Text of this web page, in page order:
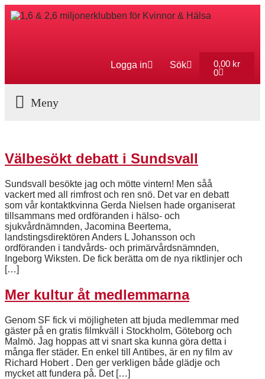
Logga in Sök 0,00 kr
0
Välbesökt debatt i Sundsvall
Sundsvall besökte jag och mötte vintern! Men såå
vackert med all rimfrost och ren snö. Det var en debatt
som vår kontaktkvinna Gerda Nielsen hade organiserat
tillsammans med ordföranden i hälso- och
sjukvårdnämnden, Jacomina Beertema,
landstingsdirektören Anders L Johansson och
ordföranden i tandvårds- och primärvårdsnämnden,
Ingeborg Wiksten. De fick berätta om de nya riktlinjer och
[…]
Mer kultur åt medlemmarna
Genom SF fick vi möjligheten att bjuda medlemmar med
gäster på en gratis filmkväll i Stockholm, Göteborg och
Malmö. Jag hoppas att vi snart ska kunna göra detta i
många fler städer. En enkel till Antibes, är en ny film av
Richard Hobert . Den ger verkligen både glädje och
mycket att fundera på. Det […]